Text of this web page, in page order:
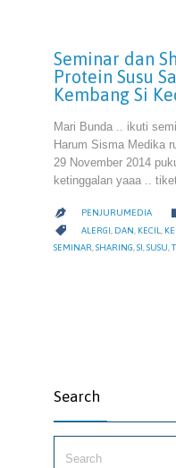
Seminar dan
Protein Susu
Kembang Si
Mari Bunda .. ikuti
Harum Sisma Medika
29 November 2014
ketinggalan yaaa ..
 PENJURUMEDIA
 CATEGORY
ALERGI DAN KECIL
SEMINAR SHARING SI SUSU
Search